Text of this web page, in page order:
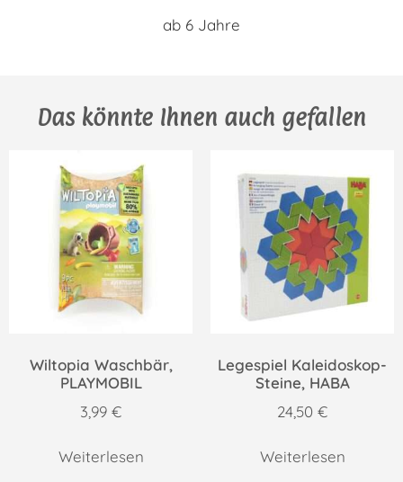
ab 6 Jahre
Das könnte Ihnen auch gefallen
Wiltopia Waschbär,
PLAYMOBIL
3,99 €
Weiterlesen
Legespiel Kaleidoskop-
Steine, HABA
24,50 €
Weiterlesen